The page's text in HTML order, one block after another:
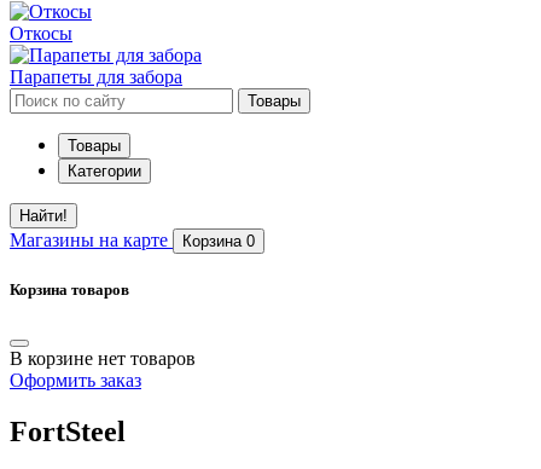
Откосы
Парапеты для забора
Товары
Товары
Категории
Найти!
Магазины на карте Корзина 0
Корзина товаров
В корзине нет товаров
Оформить заказ
FortSteel